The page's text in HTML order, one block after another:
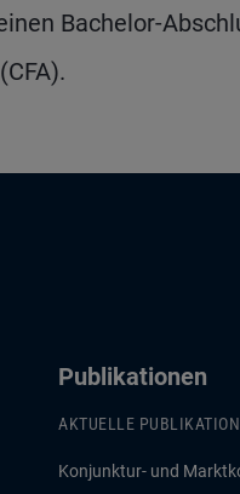
Bachelor-
Publikationen
AKTUELLE
Konjunktur- und